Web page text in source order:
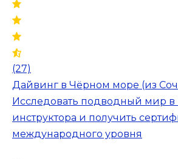
(27)
Дайвинг в Чёрном море (из
Исследовать подводный мир
инструктора и получить
международного уровня